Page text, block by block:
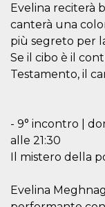
Evelina reciterà
canterà una
più segreto per
Se il cibo è il
Testamento, il
- 9° incontro |
alle 21:30
Il mistero della
Evelina